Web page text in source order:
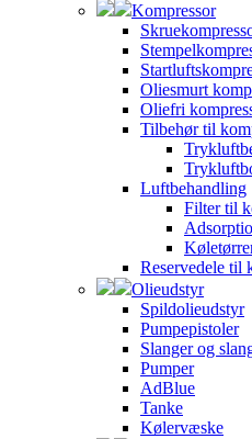
Kompressor
Oliesmurt
Oliefri
Tilbehør til
Luftbehandling
Filter til
Reservedele til
Olieudstyr
Spildolieudstyr
Pumpepistoler
Slanger og
Pumper
AdBlue
Tanke
Kølervæske